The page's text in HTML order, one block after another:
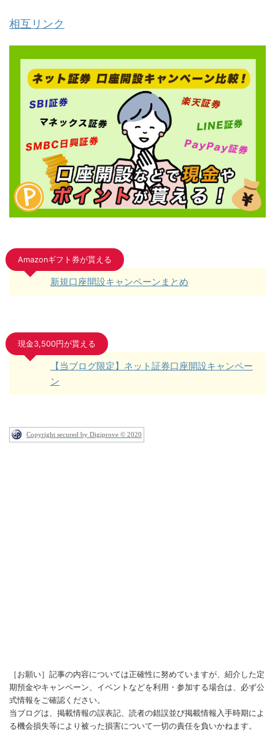
相互リンク
Amazonギフト券が貰える
新規口座開設キャンペーンまとめ
現金3,500円が貰える
【当ブログ限定】ネット証券口座開設キャンペー
ン
Copyright secured by Digiprove © 2020
［お願い］記事の内容については正確性に努めていますが、紹介した定
期預金やキャンペーン、イベントなどを利用・参加する場合は、必ず公
式情報をご確認ください。
当ブログは、掲載情報の誤表記、読者の錯誤並び掲載情報入手時期によ
る機会損失等により被った損害について一切の責任を負いかねます。